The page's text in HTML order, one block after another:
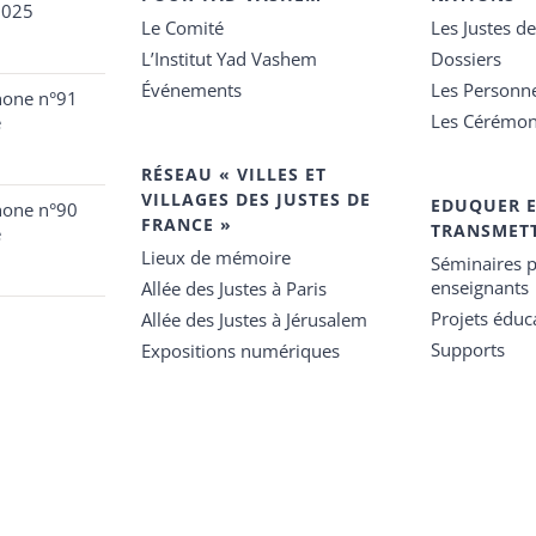
n°91
n°90
Le Comité
L’Institut Yad Vashem
Événements
RÉSEAU « VILLES ET
VILLAGES DES JUSTES DE
FRANCE »
Lieux de mémoire
Allée des Justes à Paris
Allée des Justes à Jérusalem
Expositions numériques
Les Justes
Dossiers
Les
Les
EDUQUER
Séminaires
enseignants
Projets
Supports